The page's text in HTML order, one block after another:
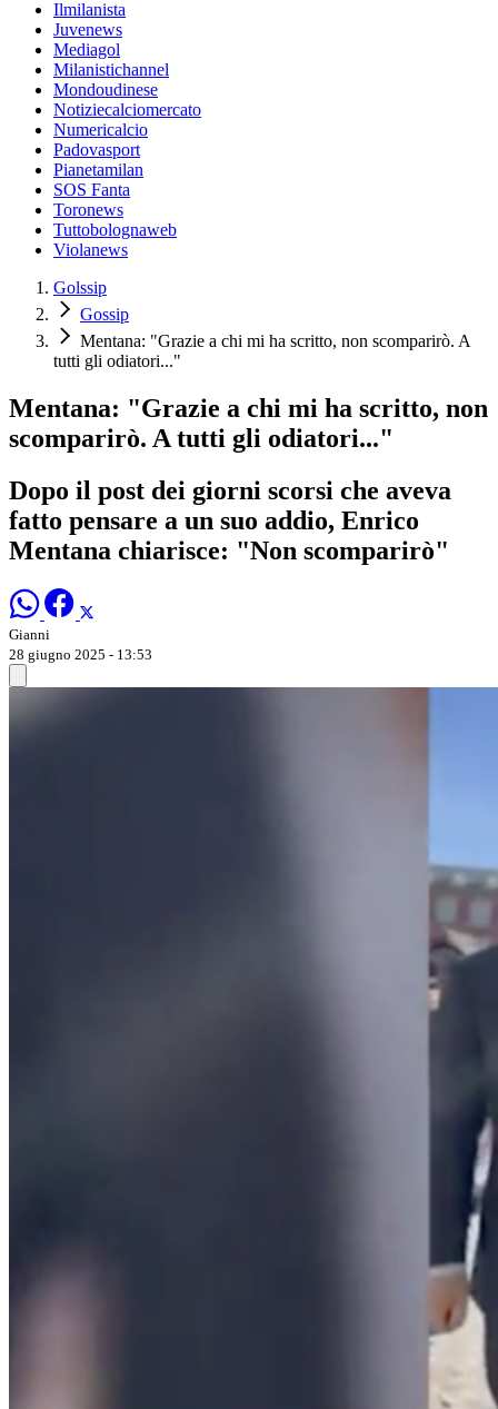
Ilmilanista
Juvenews
Mediagol
Milanistichannel
Mondoudinese
Notiziecalciomercato
Numericalcio
Padovasport
Pianetamilan
SOS Fanta
Toronews
Tuttobolognaweb
Violanews
Golssip
Gossip
Mentana: "Grazie a chi mi ha scritto, non scomparirò. A
tutti gli odiatori..."
Mentana: "Grazie a chi mi ha scritto, non
scomparirò. A tutti gli odiatori..."
Dopo il post dei giorni scorsi che aveva
fatto pensare a un suo addio, Enrico
Mentana chiarisce: "Non scomparirò"
Gianni
28 giugno 2025 - 13:53